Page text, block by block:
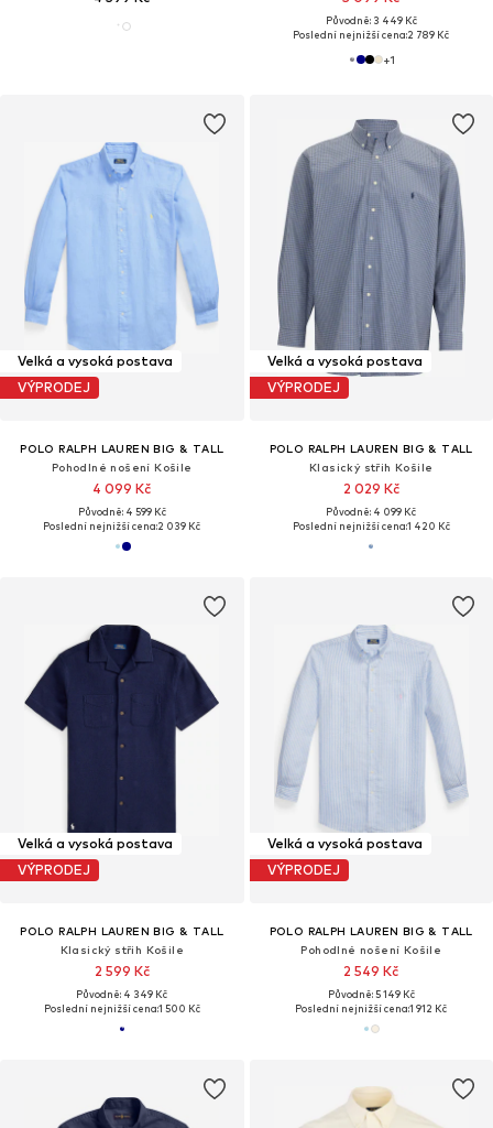
Původně: 3 449 Kč
Poslední nejnižší cena:2 789 Kč
+1
Velká a vysoká postava
VÝPRODEJ
POLO RALPH LAUREN BIG & TALL
Pohodlné nošení Košile
4 099 Kč
Původně: 4 599 Kč
Poslední nejnižší cena:2 039 Kč
Velká a vysoká postava
VÝPRODEJ
POLO RALPH LAUREN BIG & TALL
Klasický střih Košile
2 029 Kč
Původně: 4 099 Kč
Poslední nejnižší cena:1 420 Kč
Velká a vysoká postava
VÝPRODEJ
POLO RALPH LAUREN BIG & TALL
Klasický střih Košile
2 599 Kč
Původně: 4 349 Kč
Poslední nejnižší cena:1 500 Kč
Velká a vysoká postava
VÝPRODEJ
POLO RALPH LAUREN BIG & TALL
Pohodlné nošení Košile
2 549 Kč
Původně: 5 149 Kč
Poslední nejnižší cena:1 912 Kč